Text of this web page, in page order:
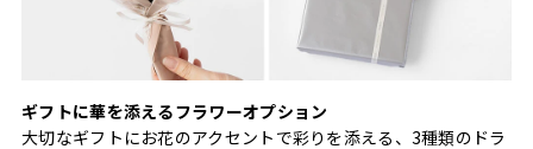
ギフトに華を添えるフラワーオプション
大切なギフトにお花のアクセントで彩りを添える、3種類のドラ